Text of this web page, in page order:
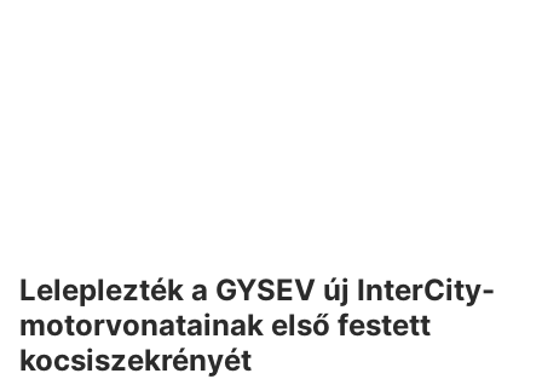
Leleplezték a GYSEV új InterCity-
motorvonatainak első festett
kocsiszekrényét